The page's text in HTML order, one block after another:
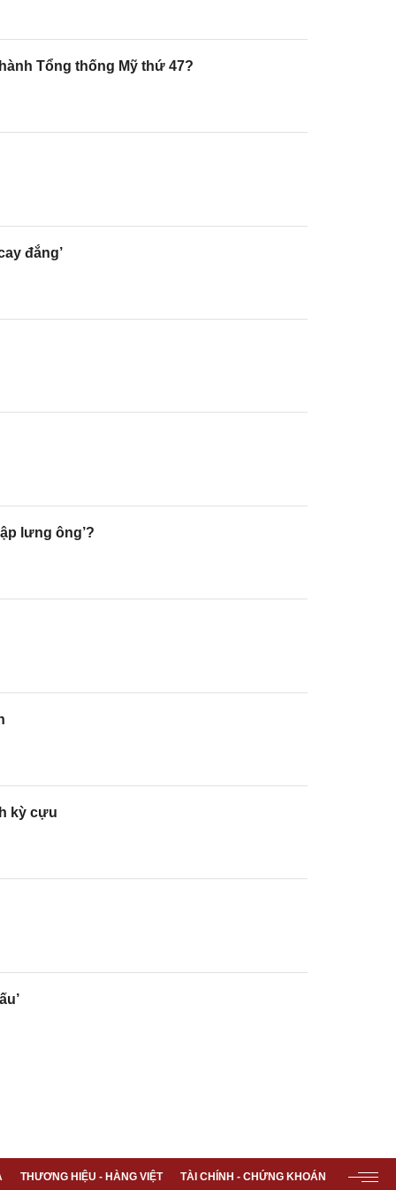
Tổng thống Mỹ thứ 47?
đắng’
lưng ông’?
kỳ cựu
THƯƠNG HIỆU - HÀNG VIỆT TÀI CHÍNH - CHỨNG KHOÁN